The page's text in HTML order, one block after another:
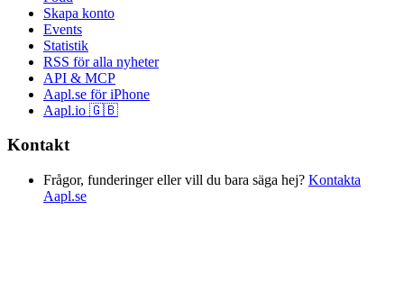
Skapa konto
Events
Statistik
RSS för alla nyheter
API & MCP
Aapl.se för iPhone
Aapl.io 🇬🇧
Kontakt
Frågor, funderinger eller vill du bara säga hej? Kontakta
Aapl.se